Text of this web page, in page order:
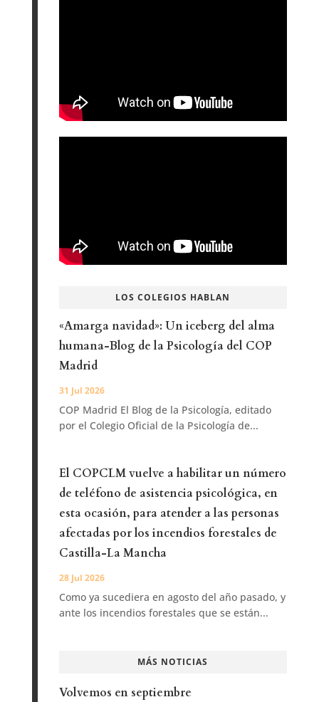
LOS COLEGIOS HABLAN
«Amarga navidad»: Un iceberg del alma
humana-Blog de la Psicología del COP
Madrid
31 Jul 2026
COP Madrid El Blog de la Psicología, editado
por el Colegio Oficial de la Psicología de...
El COPCLM vuelve a habilitar un número
de teléfono de asistencia psicológica, en
esta ocasión, para atender a las personas
afectadas por los incendios forestales de
Castilla-La Mancha
28 Jul 2026
Como ya sucediera en agosto del año pasado, y
ante los incendios forestales que se están...
MÁS NOTICIAS
Volvemos en septiembre